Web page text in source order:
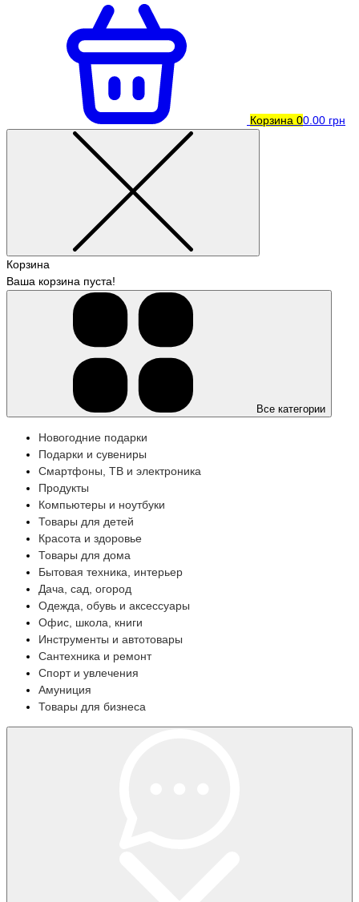
Корзина 00.00 грн
Корзина
Ваша корзина пуста!
Все категории
Новогодние подарки
Подарки и сувениры
Смартфоны, ТВ и электроника
Продукты
Компьютеры и ноутбуки
Товары для детей
Красота и здоровье
Товары для дома
Бытовая техника, интерьер
Дача, сад, огород
Одежда, обувь и аксессуары
Офис, школа, книги
Инструменты и автотовары
Сантехника и ремонт
Спорт и увлечения
Амуниция
Товары для бизнеса